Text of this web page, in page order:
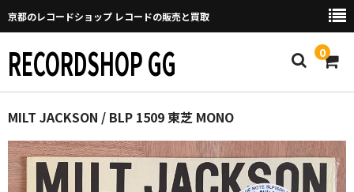
京都のレコードショップ レコードの販売と買取
RECORDSHOP GG 0
Home
マイページ
GGについて
MILT JACKSON / BLP 1509 東芝 MONO